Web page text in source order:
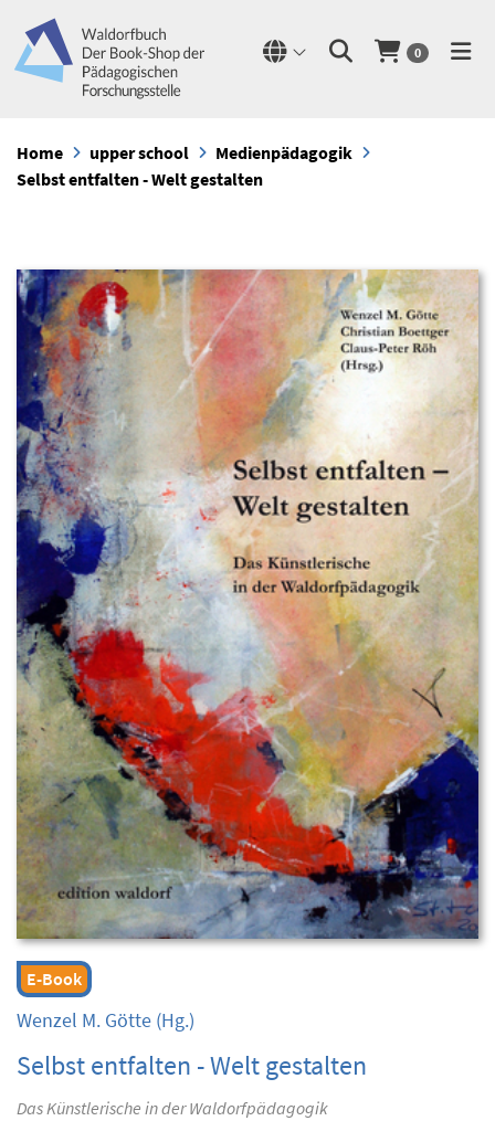
0
Home upper school
Medienpädagogik
Selbst entfalten - Welt gestalten
E-Book
Wenzel M. Götte (Hg.)
Selbst entfalten - Welt gestalten
Das Künstlerische in der Waldorfpädagogik